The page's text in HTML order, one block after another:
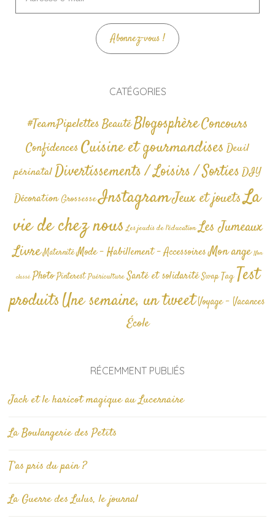
mail
Abonnez-vous !
CATÉGORIES
#TeamPipelettesBeautéBlogosphèreConcours
Confidences Cuisine et gourmandises Deuil
périnatalDivertissements / Loisirs / SortiesDIY
Décoration GrossesseInstagramJeux et jouetsLa
vie de chez nous Les jeudis de l'éducation Les Jumeaux
Livre Maternité Mode - Habillement - AccessoiresMon ange Non
classé Photo Pinterest Puériculture Santé et solidarité Swap Tag Test
produitsUne semaine, un tweetVoyage - Vacances
École
RÉCEMMENT PUBLIÉS
Jack et le haricot magique au Lucernaire
La Boulangerie des Petits
T’as pris du pain ?
La Guerre des Lulus, le journal